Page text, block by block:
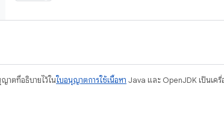
าตที่อธิบายไว้ในใบอนุญาตการใช้เนื้อหา Java และ OpenJDK เป็นเครื่